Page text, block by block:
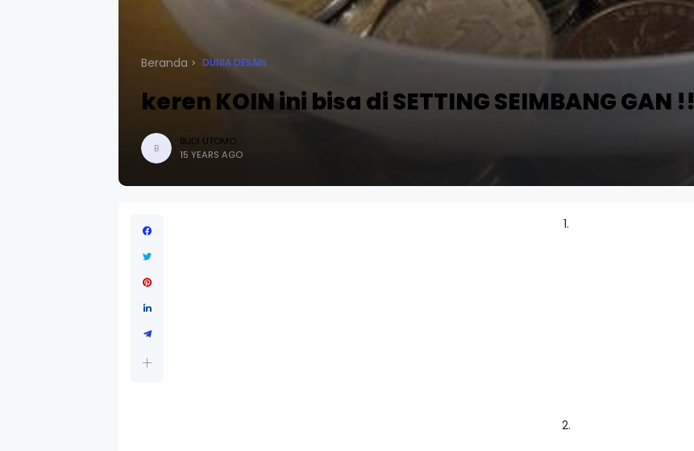
Beranda DUNIA DESAIN
keren KOIN ini bisa di SETTING SEIMBANG GAN !!
B
BUDI UTOMO
15 YEARS AGO
1.
2.